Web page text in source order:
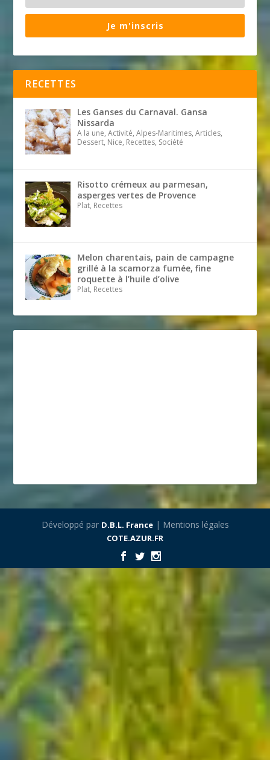
Je m'inscris
RECETTES
Les Ganses du Carnaval. Gansa
Nissarda
A la une, Activité, Alpes-Maritimes, Articles,
Dessert, Nice, Recettes, Société
Risotto crémeux au parmesan,
asperges vertes de Provence
Plat, Recettes
Melon charentais, pain de campagne
grillé à la scamorza fumée, fine
roquette à l’huile d’olive
Plat, Recettes
Développé par D.B.L. France| Mentions légales
COTE.AZUR.FR